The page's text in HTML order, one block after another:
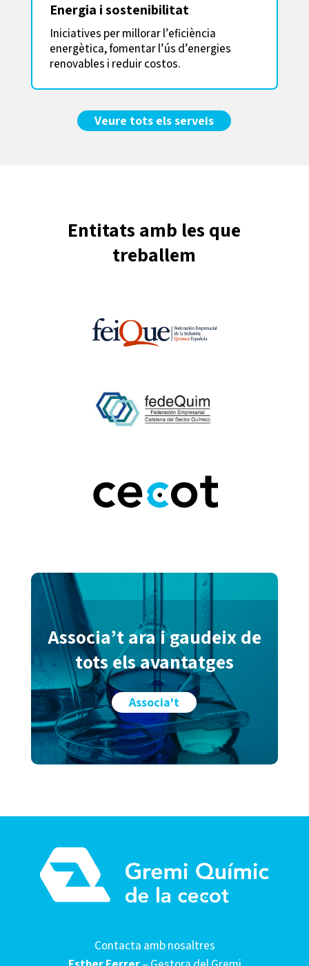
Energia i sostenibilitat
Iniciatives per millorar l’eficiència
energètica, fomentar l’ús d’energies
renovables i reduir costos.
Veure tots els serveis
Entitats amb les que
treballem
Associa’t ara i gaudeix de
tots els avantatges
Associa't
Contacta amb nosaltres